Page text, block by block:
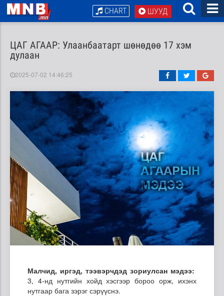
ШУУД
CHART
ЦАГ АГААР: Улаанбаатарт шөнөдөө 17 хэм
дулаан
2025-07-02 14:46:25
Малчид, иргэд, тээвэрчдэд зориулсан мэдээ:
3, 4-нд нутгийн хойд хэсгээр бороо орж, ихэнх
нутгаар бага зэрэг сэрүүснэ.